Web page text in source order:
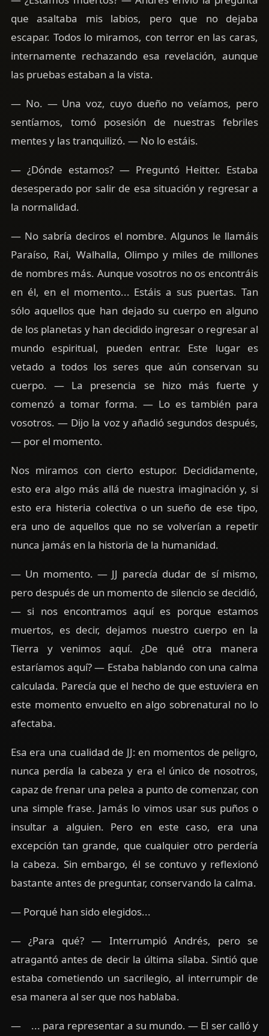
que asaltaba mis labios, pero que no dejaba
escapar. Todos lo miramos, con terror en las caras,
internamente rechazando esa revelación, aunque
las pruebas estaban a la vista.
— No. — Una voz, cuyo dueño no veíamos, pero
sentíamos, tomó posesión de nuestras febriles
mentes y las tranquilizó. — No lo estáis.
— ¿Dónde estamos? — Preguntó Heitter. Estaba
desesperado por salir de esa situación y regresar a
la normalidad.
— No sabría deciros el nombre. Algunos le llamáis
Paraíso, Rai, Walhalla, Olimpo y miles de millones
de nombres más. Aunque vosotros no os encontráis
en él, en el momento... Estáis a sus puertas. Tan
sólo aquellos que han dejado su cuerpo en alguno
de los planetas y han decidido ingresar o regresar al
mundo espiritual, pueden entrar. Este lugar es
vetado a todos los seres que aún conservan su
cuerpo. — La presencia se hizo más fuerte y
comenzó a tomar forma. — Lo es también para
vosotros. — Dijo la voz y añadió segundos después,
— por el momento.
Nos miramos con cierto estupor. Decididamente,
esto era algo más allá de nuestra imaginación y, si
esto era histeria colectiva o un sueño de ese tipo,
era uno de aquellos que no se volverían a repetir
nunca jamás en la historia de la humanidad.
— Un momento. — JJ parecía dudar de sí mismo,
pero después de un momento de silencio se decidió,
— si nos encontramos aquí es porque estamos
muertos, es decir, dejamos nuestro cuerpo en la
Tierra y venimos aquí. ¿De qué otra manera
estaríamos aquí? — Estaba hablando con una calma
calculada. Parecía que el hecho de que estuviera en
este momento envuelto en algo sobrenatural no lo
afectaba.
Esa era una cualidad de JJ: en momentos de peligro,
nunca perdía la cabeza y era el único de nosotros,
capaz de frenar una pelea a punto de comenzar, con
una simple frase. Jamás lo vimos usar sus puños o
insultar a alguien. Pero en este caso, era una
excepción tan grande, que cualquier otro perdería
la cabeza. Sin embargo, él se contuvo y reflexionó
bastante antes de preguntar, conservando la calma.
— Porqué han sido elegidos...
— ¿Para qué? — Interrumpió Andrés, pero se
atragantó antes de decir la última sílaba. Sintió que
estaba cometiendo un sacrilegio, al interrumpir de
esa manera al ser que nos hablaba.
— ... para representar a su mundo. — El ser calló y